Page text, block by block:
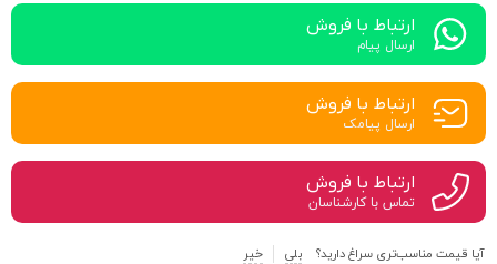
ارتباط با فروش
ارسال پیام
ارتباط با فروش
ارسال پیامک
ارتباط با فروش
تماس با کارشناسان
آیا قیمت مناسب‌تری سراغ دارید؟ بلی خیر